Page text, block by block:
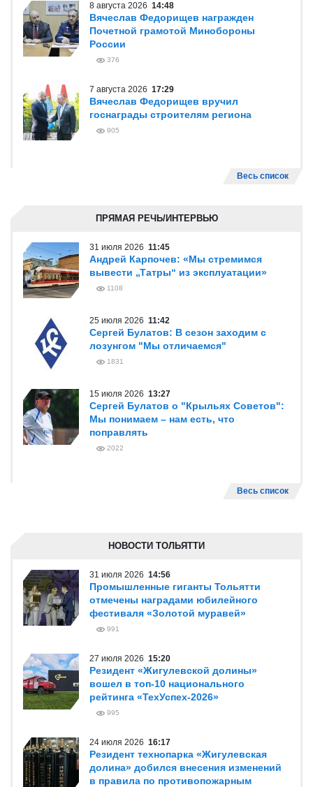
8 августа 2026 14:48
Вячеслав Федорищев награжден
Почетной грамотой Минобороны
России
376
7 августа 2026 17:29
Вячеслав Федорищев вручил
госнаграды строителям региона
905
Весь список
ПРЯМАЯ РЕЧЬ/ИНТЕРВЬЮ
31 июля 2026 11:45
Андрей Карпочев: «Мы стремимся
вывести „Татры“ из эксплуатации»
1108
25 июля 2026 11:42
Сергей Булатов: В сезон заходим с
лозунгом "Мы отличаемся"
1831
15 июля 2026 13:27
Сергей Булатов о "Крыльях Советов":
Мы понимаем – нам есть, что
поправлять
2022
Весь список
НОВОСТИ ТОЛЬЯТТИ
31 июля 2026 14:56
Промышленные гиганты Тольятти
отмечены наградами юбилейного
фестиваля «Золотой муравей»
991
27 июля 2026 15:20
Резидент «Жигулевской долины»
вошел в топ-10 национального
рейтинга «ТехУспех-2026»
995
24 июля 2026 16:17
Резидент технопарка «Жигулевская
долина» добился внесения изменений
в правила по противопожарным